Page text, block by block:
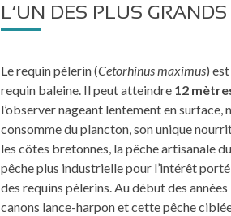
L’UN DES PLUS
Le requin pèlerin (Cetorhinus maximus)
requin baleine. Il peut atteindre 12
l’observer nageant lentement en
consomme du plancton, son unique
les côtes bretonnes, la pêche artisanale
pêche plus industrielle pour l’intérêt porté
des requins pèlerins. Au début des
canons lance-harpon et cette pêche